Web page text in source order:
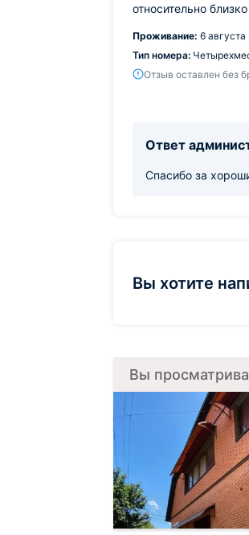
относительно
Проживание: 6
Тип номера:
Отзыв оставлен без
Ответ
Спасибо за
Вы хотите
Вы